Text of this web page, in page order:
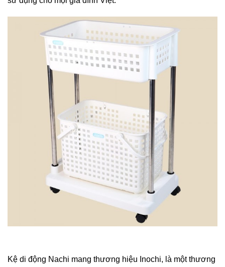
Kệ di động Nachi mang thương hiệu Inochi, là một thương